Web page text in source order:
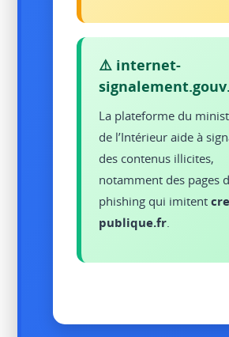
⚠️ internet-
La plateforme du
de l’Intérieur aide à
des contenus illicites,
notamment des pages
phishing qui imitent
publique.fr.